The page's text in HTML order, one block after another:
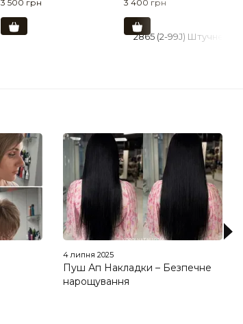
3 500 грн
3 400 грн
4 липня 2025
Пуш Ап Накладки – Безпечне
нарощування